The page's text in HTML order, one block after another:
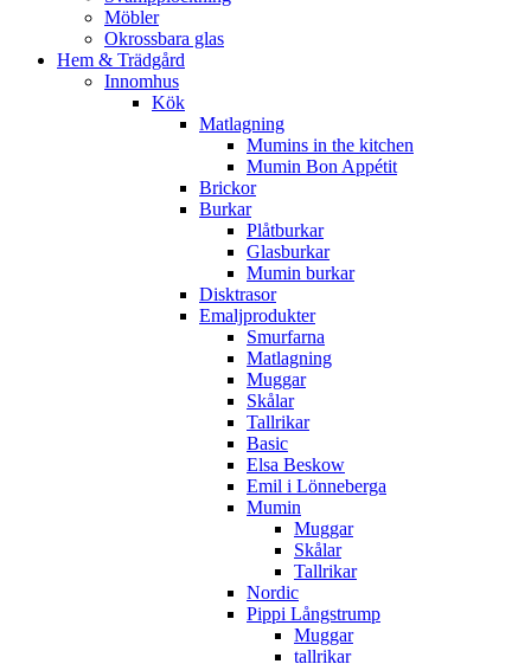
Möbler
Okrossbara glas
Hem & Trädgård
Innomhus
Kök
Matlagning
Mumins in the kitchen
Mumin Bon Appétit
Brickor
Burkar
Plåtburkar
Glasburkar
Mumin burkar
Disktrasor
Emaljprodukter
Smurfarna
Matlagning
Muggar
Skålar
Tallrikar
Basic
Elsa Beskow
Emil i Lönneberga
Mumin
Muggar
Skålar
Tallrikar
Nordic
Pippi Långstrump
Muggar
tallrikar